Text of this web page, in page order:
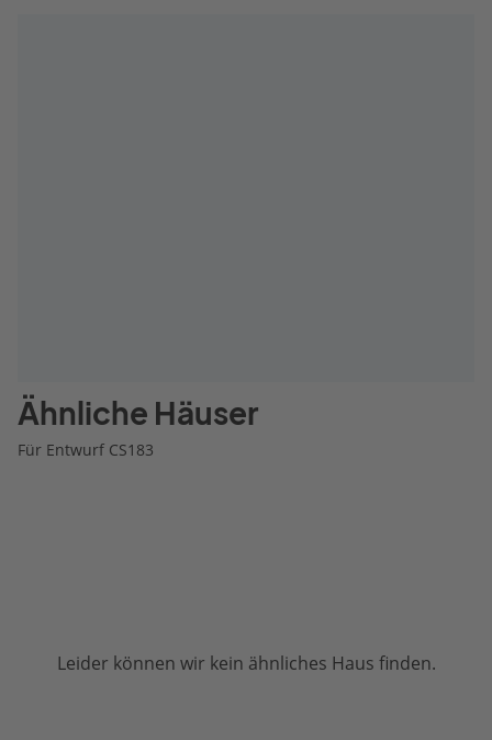
Ähnliche Häuser
Für Entwurf CS183
Leider können wir kein ähnliches Haus finden.